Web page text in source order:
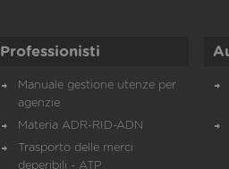
Professionisti
Manuale gestione utenze per
agenzie
Materia ADR-RID-ADN
Trasporto delle merci
deperibili - ATP